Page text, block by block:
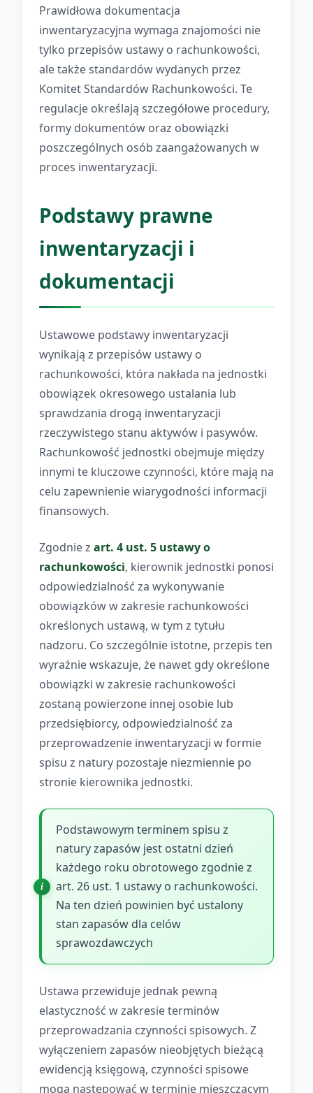
Prawidłowa dokumentacja
inwentaryzacyjna wymaga znajomości nie
tylko przepisów ustawy o rachunkowości,
ale także standardów wydanych przez
Komitet Standardów Rachunkowości. Te
regulacje określają szczegółowe procedury,
formy dokumentów oraz obowiązki
poszczególnych osób zaangażowanych w
proces inwentaryzacji.
Podstawy prawne
inwentaryzacji i
dokumentacji
Ustawowe podstawy inwentaryzacji
wynikają z przepisów ustawy o
rachunkowości, która nakłada na jednostki
obowiązek okresowego ustalania lub
sprawdzania drogą inwentaryzacji
rzeczywistego stanu aktywów i pasywów.
Rachunkowość jednostki obejmuje między
innymi te kluczowe czynności, które mają na
celu zapewnienie wiarygodności informacji
finansowych.
Zgodnie z art. 4 ust. 5 ustawy o
rachunkowości, kierownik jednostki ponosi
odpowiedzialność za wykonywanie
obowiązków w zakresie rachunkowości
określonych ustawą, w tym z tytułu
nadzoru. Co szczególnie istotne, przepis ten
wyraźnie wskazuje, że nawet gdy określone
obowiązki w zakresie rachunkowości
zostaną powierzone innej osobie lub
przedsiębiorcy, odpowiedzialność za
przeprowadzenie inwentaryzacji w formie
spisu z natury pozostaje niezmiennie po
stronie kierownika jednostki.
Podstawowym terminem spisu z
natury zapasów jest ostatni dzień
każdego roku obrotowego zgodnie z
art. 26 ust. 1 ustawy o rachunkowości.
Na ten dzień powinien być ustalony
stan zapasów dla celów
sprawozdawczych
Ustawa przewiduje jednak pewną
elastyczność w zakresie terminów
przeprowadzania czynności spisowych. Z
wyłączeniem zapasów nieobjętych bieżącą
ewidencją księgową, czynności spisowe
mogą następować w terminie mieszczącym